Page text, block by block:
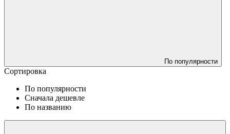
По популярности
Сортировка
По популярности
Сначала дешевле
По названию